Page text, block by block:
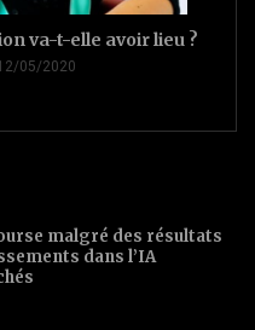
va-t-elle avoir lieu ?
05/2020
malgré des résultats
dans l’IA